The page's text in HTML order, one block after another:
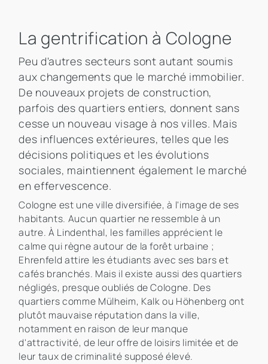
La gentrification à Cologne
Peu d'autres secteurs sont autant soumis
aux changements que le marché immobilier.
De nouveaux projets de construction,
parfois des quartiers entiers, donnent sans
cesse un nouveau visage à nos villes. Mais
des influences extérieures, telles que les
décisions politiques et les évolutions
sociales, maintiennent également le marché
en effervescence.
Cologne est une ville diversifiée, à l'image de ses
habitants. Aucun quartier ne ressemble à un
autre. À Lindenthal, les familles apprécient le
calme qui règne autour de la forêt urbaine ;
Ehrenfeld attire les étudiants avec ses bars et
cafés branchés. Mais il existe aussi des quartiers
négligés, presque oubliés de Cologne. Des
quartiers comme Mülheim, Kalk ou Höhenberg ont
plutôt mauvaise réputation dans la ville,
notamment en raison de leur manque
d'attractivité, de leur offre de loisirs limitée et de
leur taux de criminalité supposé élevé.